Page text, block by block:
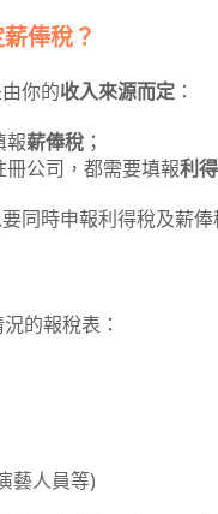
俸稅？
你的收入來源而定 ：
報薪俸稅 ；
冊公司，都需要填報利
同時申報利得稅及薪俸
的報稅表：
藝人員等)